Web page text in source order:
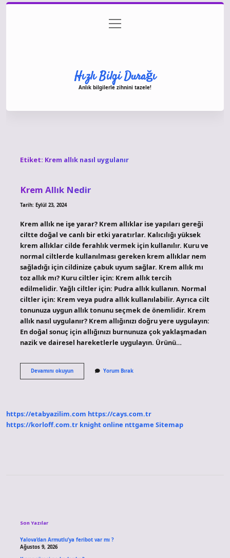
Gizlilik Politikası
menüyü
aç
Hızlı Bilgi Durağı
Anlık bilgilerle zihnini tazele!
Etiket: Krem allık nasıl uygulanır
Krem Allık Nedir
Tarih: Eylül 23, 2024
Krem allık ne işe yarar? Krem allıklar ise yapıları gereği
ciltte doğal ve canlı bir etki yaratırlar. Kalıcılığı yüksek
krem ​​allıklar cilde ferahlık vermek için kullanılır. Kuru ve
normal ciltlerde kullanılması gereken krem ​​allıklar nem
sağladığı için cildinize çabuk uyum sağlar. Krem allık mı
toz allık mı? Kuru ciltler için: Krem allık tercih
edilmelidir. Yağlı ciltler için: Pudra allık kullanın. Normal
ciltler için: Krem veya pudra allık kullanılabilir. Ayrıca cilt
tonunuza uygun allık tonunu seçmek de önemlidir. Krem
allık nasıl uygulanır? Krem allığınızı doğru yere uygulayın:
En doğal sonuç için allığınızı burnunuza çok yaklaşmadan
nazik ve dairesel hareketlerle uygulayın. Ürünü…
Devamını okuyunKrem
Allık
Yorum Bırak
https://etabyazilim.com https://cays.com.tr
https://korloff.com.tr knight online nttgame Sitemap
Son Yazılar
Yalova’dan Armutlu’ya feribot var mı ?
Ağustos 9, 2026